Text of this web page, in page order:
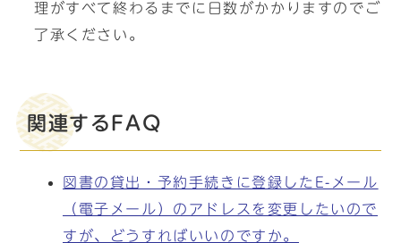
理がすべて終わるまでに日数がかかりますのでご
了承ください。
関連するFAQ
図書の貸出・予約手続きに登録したE-メール
（電子メール）のアドレスを変更したいので
すが、どうすればいいのですか。